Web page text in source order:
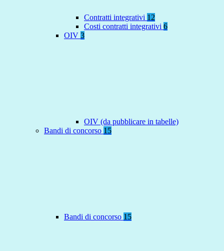
Contratti integrativi 12
Costi contratti integrativi 6
OIV 3
OIV (da pubblicare in tabelle)
Bandi di concorso 15
Bandi di concorso 15